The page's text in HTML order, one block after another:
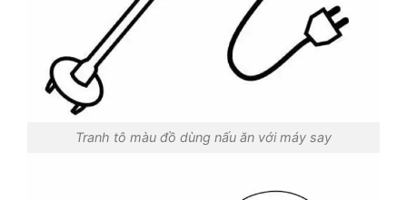
Tranh tô màu đồ dùng nấu ăn với máy say